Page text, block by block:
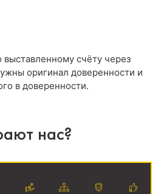
выставленному счёту через
оригинал доверенности и
в доверенности.
нас?